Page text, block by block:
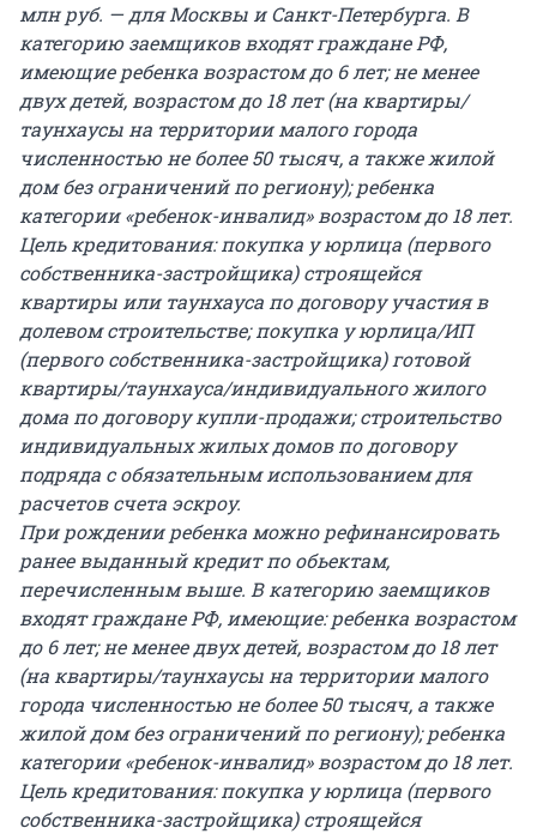
млн руб. — для Москвы и Санкт-Петербурга. В
категорию заемщиков входят граждане РФ,
имеющие ребенка возрастом до 6 лет; не менее
двух детей, возрастом до 18 лет(на квартиры/
таунхаусы на территории малого города
численностью не более 50 тысяч, а также жилой
дом без ограничений по региону); ребенка
категории «ребенок-инвалид» возрастом до 18 лет.
Цель кредитования: покупка у юрлица (первого
собственника-застройщика) строящейся
квартиры или таунхауса по договору участия в
долевом строительстве; покупка у юрлица/ИП
(первого собственника-застройщика) готовой
квартиры/таунхауса/индивидуального жилого
дома по договору купли-продажи; строительство
индивидуальных жилых домов по договору
подряда с обязательным использованием для
расчетов счета эскроу.
При рождении ребенка можно рефинансировать
ранее выданный кредит по обьектам,
перечисленным выше. В категорию заемщиков
входят граждане РФ, имеющие: ребенка возрастом
до 6 лет; не менее двух детей, возрастом до 18 лет
(на квартиры/таунхаусы на территории малого
города численностью не более 50 тысяч, а также
жилой дом без ограничений по региону); ребенка
категории «ребенок-инвалид» возрастом до 18 лет.
Цель кредитования: покупка у юрлица (первого
собственника-застройщика) строящейся